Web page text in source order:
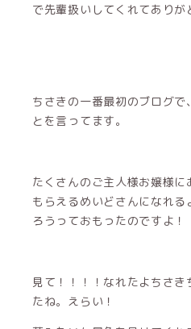
で先輩扱いしてくれてありが
ちさきの一番最初のブログ
とを言ってます。
たくさんのご主人様お嬢様
もらえるめいどさんになれ
ろうっておもったのですよ！
見て！！！！なれたよちさ
たね。えらい！